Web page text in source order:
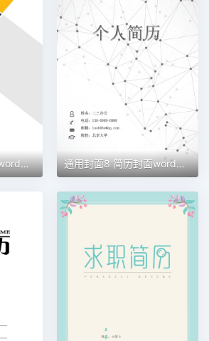
通用封面9 简历封面word模板 通用封面8 简历封面word模板